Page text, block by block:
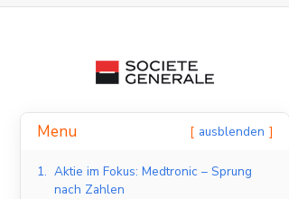
Menu ausblenden
1. Aktie im Fokus: Medtronic – Sprung
nach Zahlen